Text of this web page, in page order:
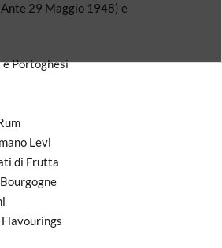
29 Maggio 1948) e
e Portoghesi
Levi
di Frutta